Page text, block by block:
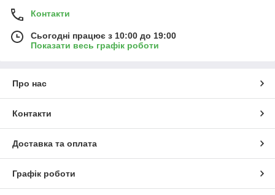
Контакти
Сьогодні працює з 10:00 до 19:00
Показати весь графік роботи
Про нас
Контакти
Доставка та оплата
Графік роботи